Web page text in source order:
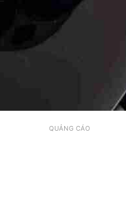
QUẢNG CÁO